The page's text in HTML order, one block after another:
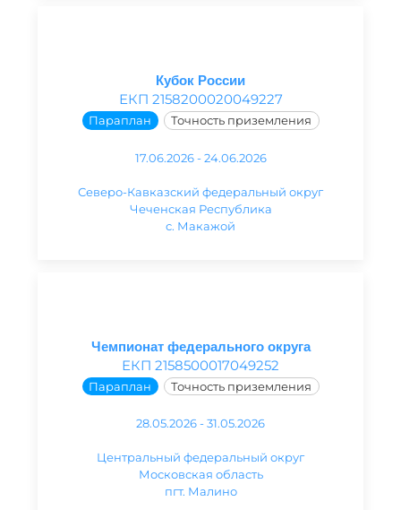
Кубок России
ЕКП 2158200020049227
Параплан Точность приземления
17.06.2026 - 24.06.2026
Северо-Кавказский федеральный округ
Чеченская Республика
с. Макажой
Чемпионат федерального округа
ЕКП 2158500017049252
Параплан Точность приземления
28.05.2026 - 31.05.2026
Центральный федеральный округ
Московская область
пгт. Малино